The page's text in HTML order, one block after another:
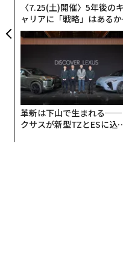
〈7.25(土)開催〉5年後のキ
ャリアに「戦略」はある
トップエグゼクティブの
リアに触れる1日
革新は下山で生まれる──
クサスが新型TZとESに込